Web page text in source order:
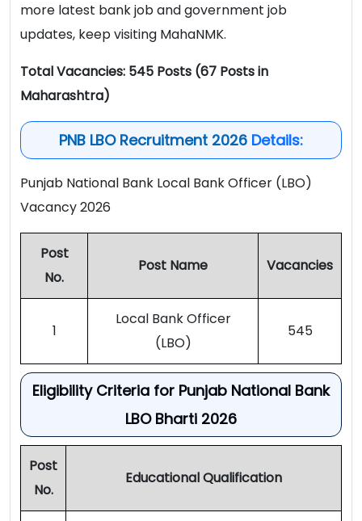
more latest bank job and government job
updates, keep visiting MahaNMK.
Total Vacancies: 545 Posts (67 Posts in
Maharashtra)
PNB LBO Recruitment 2026 Details:
Punjab National Bank Local Bank Officer (LBO)
Vacancy 2026
Post
No.
Post Name Vacancies
1
Local Bank Officer
(LBO)
545
Eligibility Criteria for Punjab National Bank
LBO Bharti 2026
Post
No.
Educational Qualification